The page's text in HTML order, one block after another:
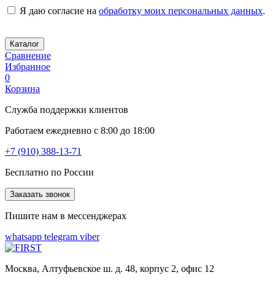
Я даю согласие на обработку моих персональных данных.
Каталог
Сравнение
Избранное
0
Корзина
Служба поддержки клиентов
Работаем ежедневно с 8:00 до 18:00
+7 (910) 388-13-71
Бесплатно по России
Заказать звонок
Пишите нам в мессенджерах
whatsapp telegram viber
Москва, Алтуфьевское ш. д. 48, корпус 2, офис 12